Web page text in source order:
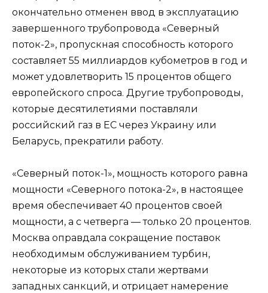
окончательно отменен ввод в эксплуатацию
завершенного трубопровода «Северный
поток-2», пропускная способность которого
составляет 55 миллиардов кубометров в год и
может удовлетворить 15 процентов общего
европейского спроса. Другие трубопроводы,
которые десятилетиями поставляли
российский газ в ЕС через Украину или
Беларусь, прекратили работу.
«Северный поток-1», мощность которого равна
мощности «Северного потока-2», в настоящее
время обеспечивает 40 процентов своей
мощности, а с четверга — только 20 процентов.
Москва оправдала сокращение поставок
необходимым обслуживанием турбин,
некоторые из которых стали жертвами
западных санкций, и отрицает намерение